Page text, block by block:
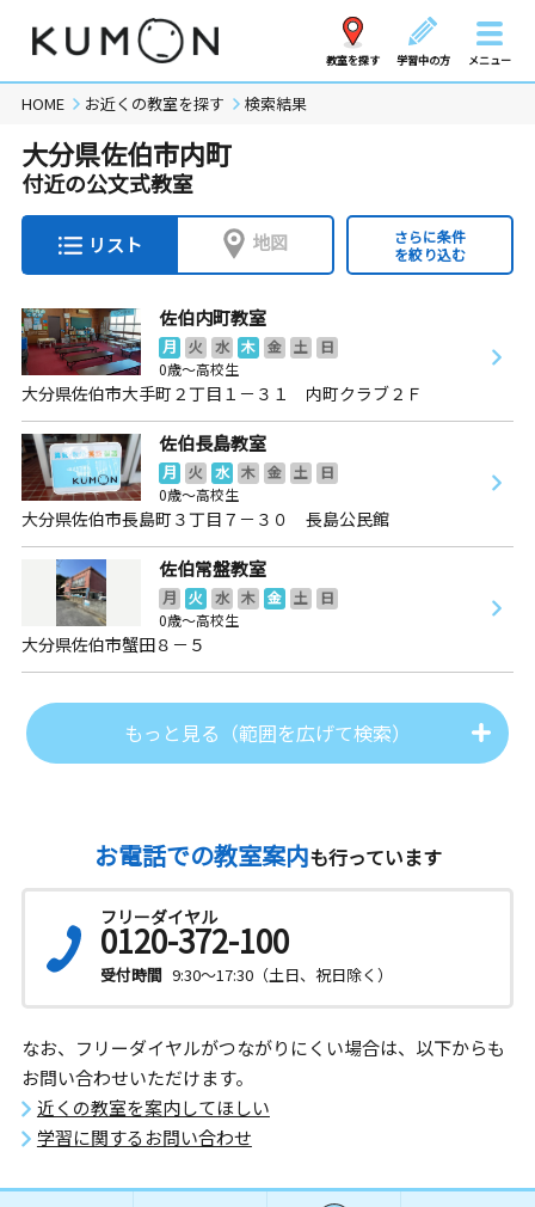
教室を探す 学習中の方 メニュー
HOME お近くの教室を探す 検索結果
大分県佐伯市内町
付近の公文式教室
リスト 地図
さらに条件
を絞り込む
佐伯内町教室
月 火 水 木 金 土
日
0歳～高校生
大分県佐伯市大手町２丁目１－３１ 内町クラブ２Ｆ
佐伯長島教室
月 火 水 木 金 土
日
0歳～高校生
大分県佐伯市長島町３丁目７－３０ 長島公民館
佐伯常盤教室
月 火 水 木 金 土
日
0歳～高校生
大分県佐伯市蟹田８－５
もっと見る（範囲を広げて検索）
お電話での教室案内も行っています
フリーダイヤル
0120-372-100
受付時間 9:30～17:30（土日、祝日除く）
なお、フリーダイヤルがつながりにくい場合は、以下からも
お問い合わせいただけます。
近くの教室を案内してほしい
学習に関するお問い合わせ